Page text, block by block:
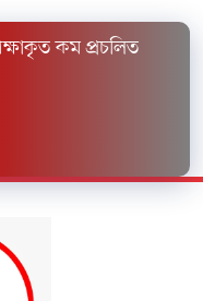
কম প্রচলিত